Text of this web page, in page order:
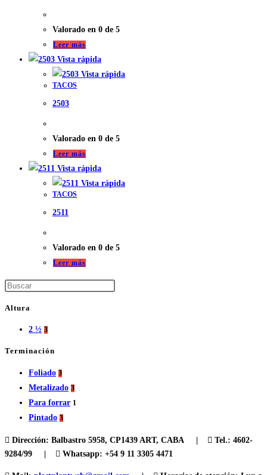
Valorado en 0 de 5
Leer más
Vista rápida
Vista rápida
TACOS
2503
Valorado en 0 de 5
Leer más
Vista rápida
Vista rápida
TACOS
2511
Valorado en 0 de 5
Leer más
Altura
2 ½ 3
Terminación
Foliado 3
Metalizado 3
Para forrar 1
Pintado 3
Dirección: Balbastro 5958, CP1439 ART, CABA | Tel.: 4602-
9284/99 |
Whatsapp: +54 9 11 3305 4471